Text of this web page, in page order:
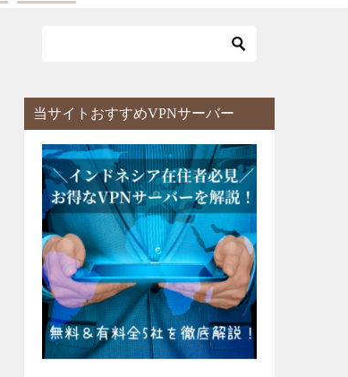
当サイトおすすめVPNサーバー